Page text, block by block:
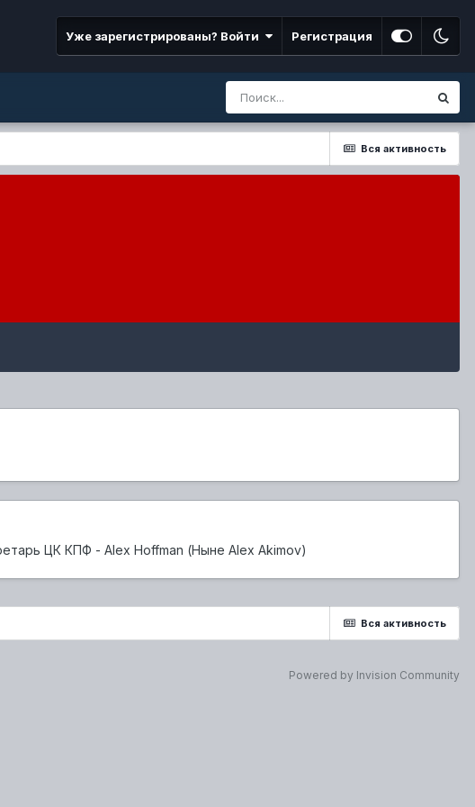
Уже зарегистрированы? Войти Регистрация
Вся активность
ЦК КПФ - Alex Hoffman (Ныне Alex Akimov)
Вся активность
Powered by Invision Community